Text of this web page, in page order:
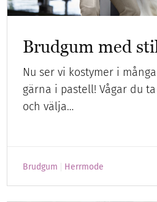
Brudgum med
Nu ser vi kostymer i
gärna i pastell! Vågar du
och välja…
Brudgum Herrmode